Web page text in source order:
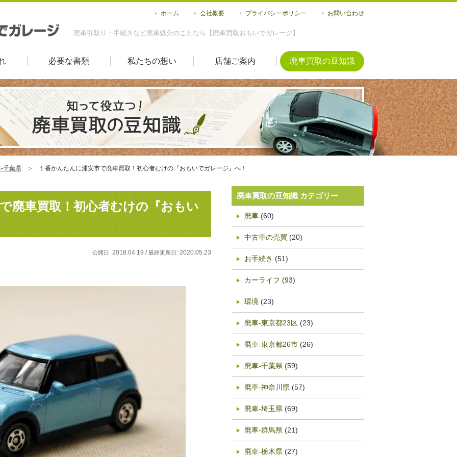
廃車引取り・手続きなど廃車処分のことなら【廃車買取おもいでガレージ】
ホーム 会社概要 プライバシーポリシー お問い合わせ
必要な書類 私たちの想い 店舗ご案内 廃車買取の豆知識
千葉県 １番かんたんに浦安市で廃車買取！初心者むけの『おもいでガレージ』へ！
廃車買取！初心者むけの『おもい
公開日: 2018.04.19 /最終更新日: 2020.05.23
廃車買取の豆知識 カテゴリー
廃車 (60)
中古車の売買 (20)
お手続き (51)
カーライフ (93)
環境 (23)
廃車-東京都23区 (23)
廃車-東京都26市 (26)
廃車-千葉県 (59)
廃車-神奈川県 (57)
廃車-埼玉県 (69)
廃車-群馬県 (21)
廃車-栃木県 (27)